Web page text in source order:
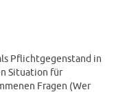
Pflichtgegenstand in
Situation für
Fragen (Wer